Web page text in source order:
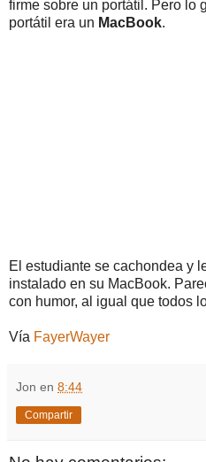
firme sobre un portátil. Pero lo
portátil era un MacBook.
El estudiante se cachondea y
instalado en su MacBook.
con humor, al igual que todos
Vía FayerWayer
Jon en 8:44
Compartir